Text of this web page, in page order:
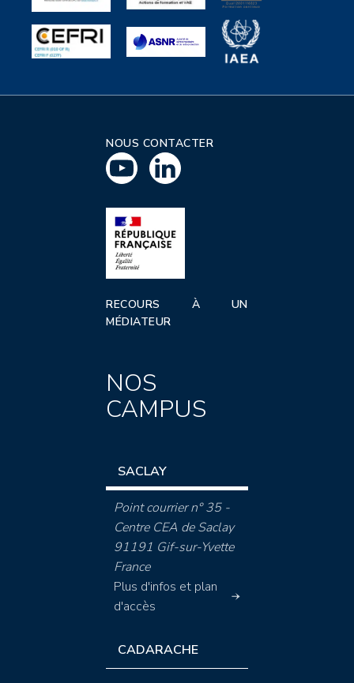
NOUS CONTACTER
RECOURS À UN
MÉDIATEUR
NOS
CAMPUS
SACLAY
Point courrier n° 35 -
Centre CEA de Saclay
91191 Gif-sur-Yvette
France
Plus d'infos et plan
d'accès
CADARACHE